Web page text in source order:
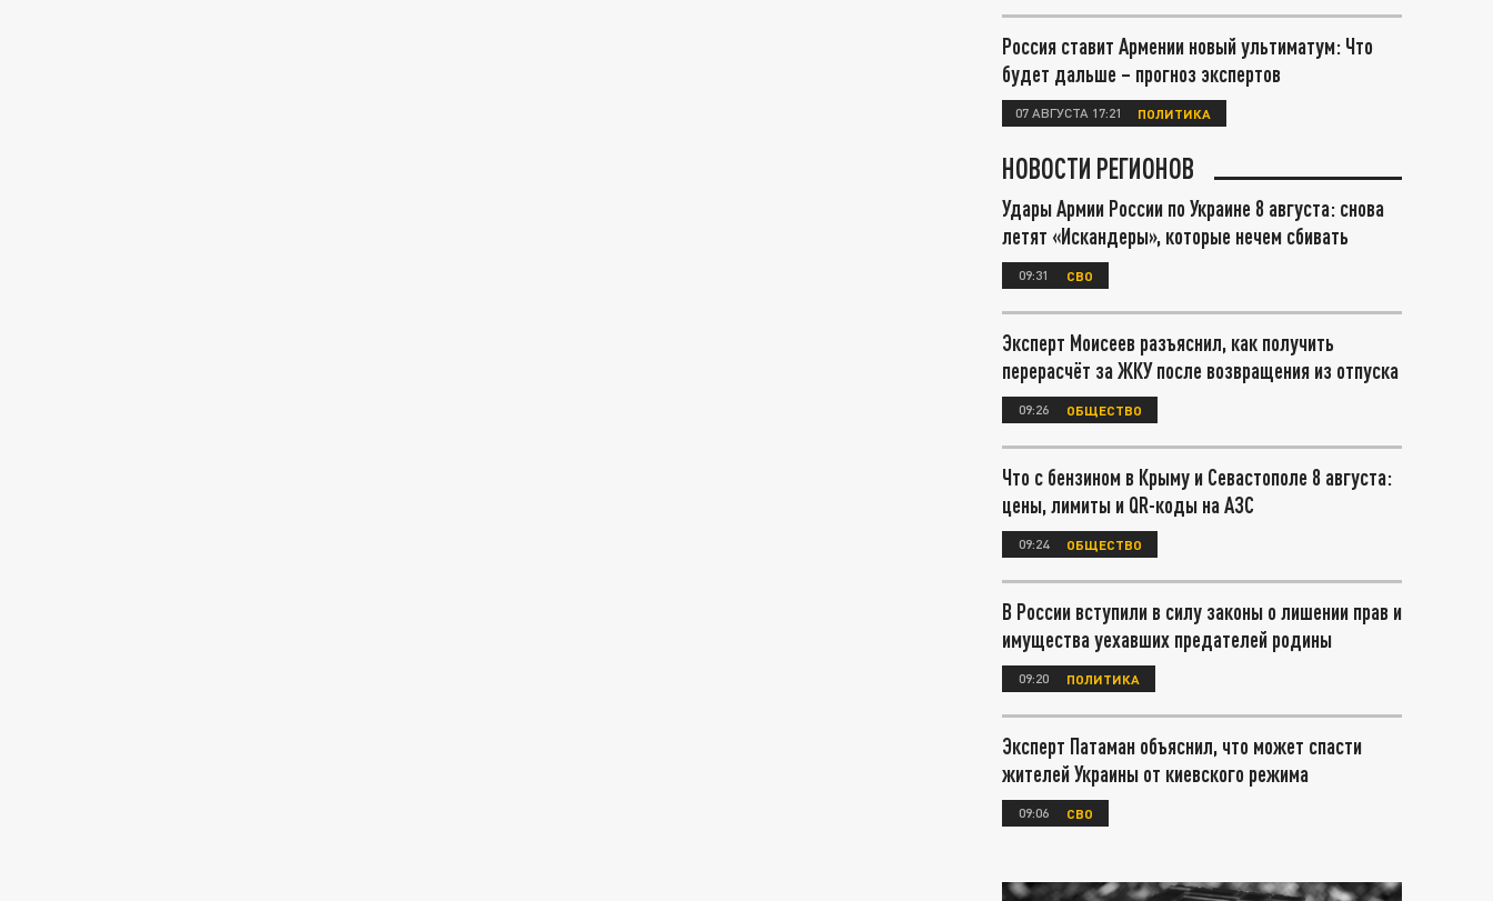
Россия ставит Армении новый ультиматум: Что
будет дальше – прогноз экспертов
07 АВГУСТА 17:21 ПОЛИТИКА
НОВОСТИ РЕГИОНОВ
Удары Армии России по Украине 8 августа: снова
летят «Искандеры», которые нечем сбивать
09:31 СВО
Эксперт Моисеев разъяснил, как получить
перерасчёт за ЖКУ после возвращения из отпуска
09:26 ОБЩЕСТВО
Что с бензином в Крыму и Севастополе 8 августа:
цены, лимиты и QR-коды на АЗС
09:24 ОБЩЕСТВО
В России вступили в силу законы о лишении прав и
имущества уехавших предателей родины
09:20 ПОЛИТИКА
Эксперт Патаман объяснил, что может спасти
жителей Украины от киевского режима
09:06 СВО